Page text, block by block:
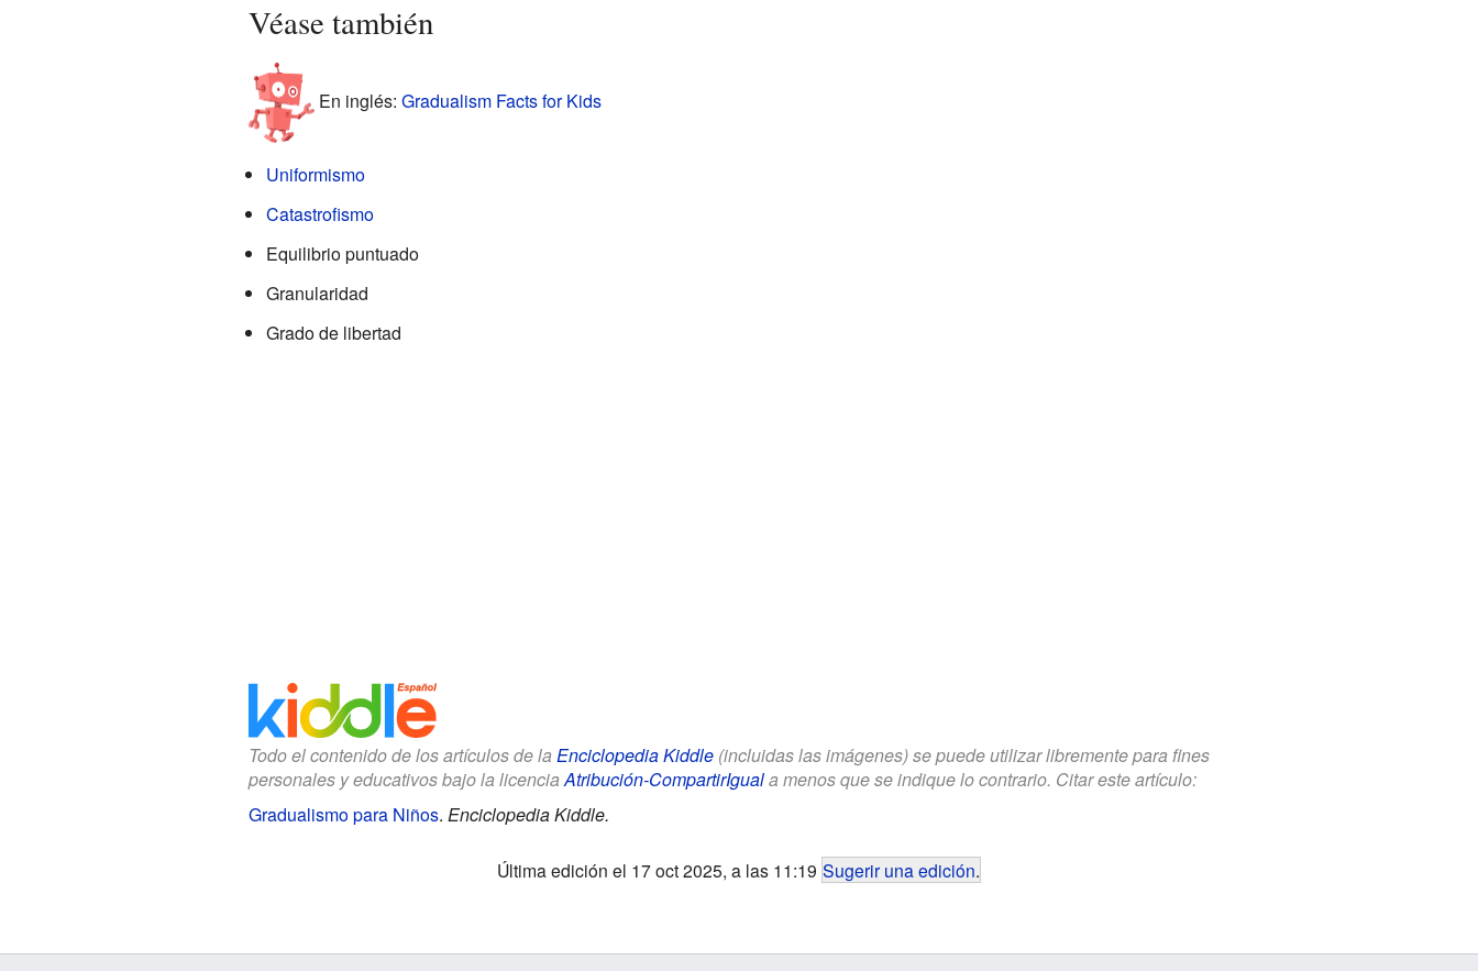
Véase también
En inglés: Gradualism Facts for Kids
Uniformismo
Catastrofismo
Equilibrio puntuado
Granularidad
Grado de libertad
Todo el contenido de los artículos de la Enciclopedia Kiddle(incluidas las imágenes) se puede utilizar libremente para fines
personales y educativos bajo la licenciaAtribución-CompartirIguala menos que se indique lo contrario. Citar este artículo:
Gradualismo para Niños. Enciclopedia Kiddle.
Última edición el 17 oct 2025, a las 11:19 Sugerir una edición.